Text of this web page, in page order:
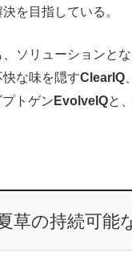
を目指している。
ソリューションと
な味を隠すClearIQ
トゲン EvolveIQと
草の持続可能